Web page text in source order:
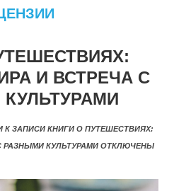
И ВСТРЕЧА С
К ЗАПИСИ КНИГИ О ПУТЕШЕСТВИЯХ:
РАЗНЫМИ КУЛЬТУРАМИОТКЛЮЧЕНЫ